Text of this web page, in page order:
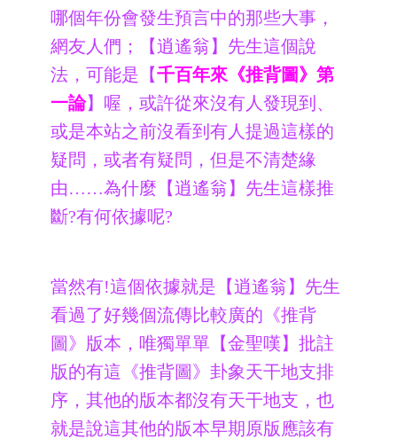
哪個年份會發生預言中的那些大事，
網友人們；【逍遙翁】先生這個說
法，可能是【千百年來《推背圖》第
一論】喔，或許從來沒有人發現到、
或是本站之前沒看到有人提過這樣的
疑問，或者有疑問，但是不清楚緣
由……為什麼【逍遙翁】先生這樣推
斷?有何依據呢?
當然有!這個依據就是【逍遙翁】先生
看過了好幾個流傳比較廣的《推背
圖》版本，唯獨單單【金聖嘆】批註
版的有這《推背圖》卦象天干地支排
序，其他的版本都沒有天干地支，也
就是說這其他的版本早期原版應該有